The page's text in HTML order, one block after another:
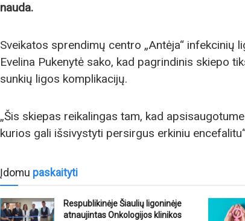
nauda.
Sveikatos sprendimų centro „Antėja“ infekcinių
Evelina Pukenytė sako, kad pagrindinis skiepo
sunkių ligos komplikacijų.
„Šis skiepas reikalingas tam, kad
kurios gali išsivystyti persirgus erkiniu
Įdomu paskaityti
Respublikinėje Šiaulių ligoninėje
atnaujintas Onkologijos klinikos